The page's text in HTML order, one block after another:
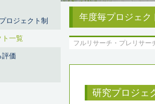
年度毎プロジェク
フルリサーチ・プレリサー
研究プロジェ
ロジェクト制
ト一覧
評価